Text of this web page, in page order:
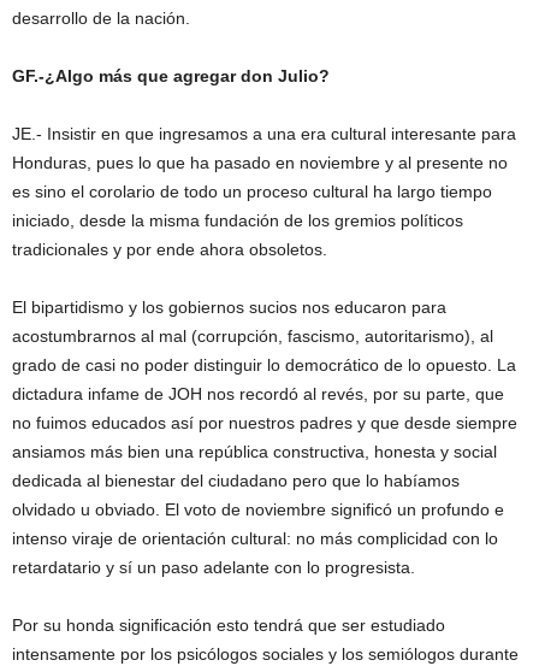
desarrollo de la nación.
GF.-¿Algo más que agregar don Julio?
JE.- Insistir en que ingresamos a una era cultural interesante para
Honduras, pues lo que ha pasado en noviembre y al presente no
es sino el corolario de todo un proceso cultural ha largo tiempo
iniciado, desde la misma fundación de los gremios políticos
tradicionales y por ende ahora obsoletos.
El bipartidismo y los gobiernos sucios nos educaron para
acostumbrarnos al mal (corrupción, fascismo, autoritarismo), al
grado de casi no poder distinguir lo democrático de lo opuesto. La
dictadura infame de JOH nos recordó al revés, por su parte, que
no fuimos educados así por nuestros padres y que desde siempre
ansiamos más bien una república constructiva, honesta y social
dedicada al bienestar del ciudadano pero que lo habíamos
olvidado u obviado. El voto de noviembre significó un profundo e
intenso viraje de orientación cultural: no más complicidad con lo
retardatario y sí un paso adelante con lo progresista.
Por su honda significación esto tendrá que ser estudiado
intensamente por los psicólogos sociales y los semiólogos durante